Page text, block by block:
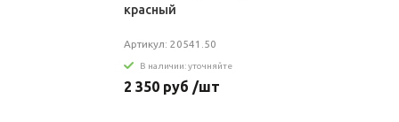
красный
Артикул: 20541.50
В наличии: уточняйте
2 350 руб /шт